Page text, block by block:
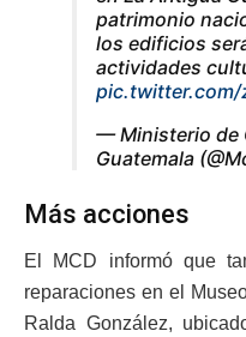
patrimonio
los edificios
actividades
pic.twitter.com/
— Ministerio de
Guatemala
Más acciones
El MCD informó que
reparaciones en el
Ralda González,